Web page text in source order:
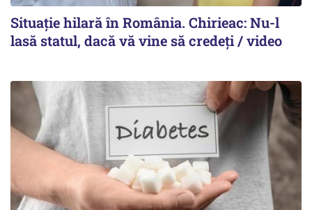
Situație hilară în România. Chirieac: Nu-l
lasă statul, dacă vă vine să credeți / video